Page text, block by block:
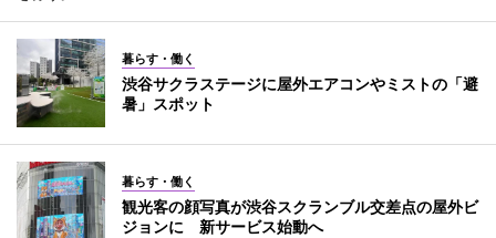
暮らす・働く
渋谷サクラステージに屋外エアコンやミストの「避
暑」スポット
暮らす・働く
観光客の顔写真が渋谷スクランブル交差点の屋外ビ
ジョンに 新サービス始動へ